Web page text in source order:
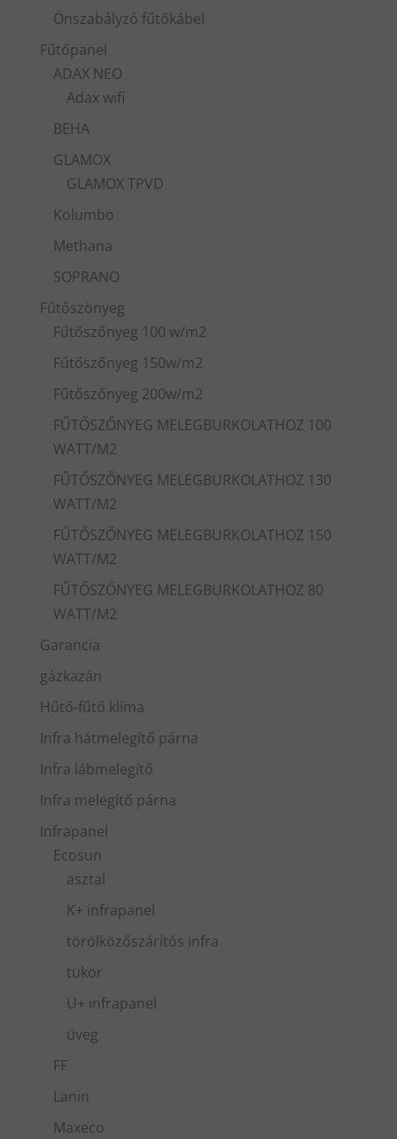
Önszabályzó fűtőkábel
Fűtőpanel
ADAX NEO
Adax wifi
BEHA
GLAMOX
GLAMOX TPVD
Kolumbo
Methana
SOPRANO
Fűtőszönyeg
Fűtőszőnyeg 100 w/m2
Fűtőszőnyeg 150w/m2
Fűtőszőnyeg 200w/m2
FŰTŐSZŐNYEG MELEGBURKOLATHOZ 100
WATT/M2
FŰTŐSZŐNYEG MELEGBURKOLATHOZ 130
WATT/M2
FŰTŐSZŐNYEG MELEGBURKOLATHOZ 150
WATT/M2
FŰTŐSZŐNYEG MELEGBURKOLATHOZ 80
WATT/M2
Garancia
gázkazán
Hűtő-fűtő klíma
Infra hátmelegítő párna
Infra lábmelegítő
Infra melegítő párna
Infrapanel
Ecosun
asztal
K+ infrapanel
törölközőszárítós infra
tükör
U+ infrapanel
üveg
FF
Lanin
Maxeco